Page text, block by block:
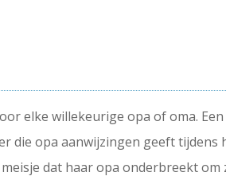
elke willekeurige opa of oma.
die opa aanwijzingen geeft
dat haar opa onderbreekt